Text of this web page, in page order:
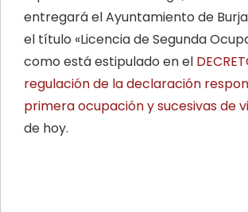
entregará el Ayuntamiento de
el título «Licencia de Segunda
como está estipulado en el
regulación de la declaración
primera ocupación y sucesivas de
de hoy.